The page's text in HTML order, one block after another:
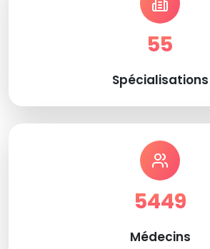
55
Spécialisations
5449
Médecins